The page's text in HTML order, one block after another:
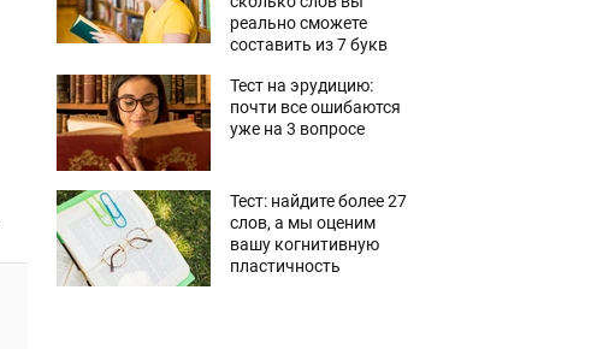
реально сможете
составить из 7 букв
Тест на эрудицию:
почти все ошибаются
уже на 3 вопросе
Тест: найдите более 27
слов, а мы оценим
вашу когнитивную
пластичность